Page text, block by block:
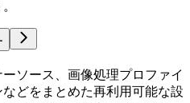
ソース、画像処理プロファイ
どをまとめた再利用可能な設